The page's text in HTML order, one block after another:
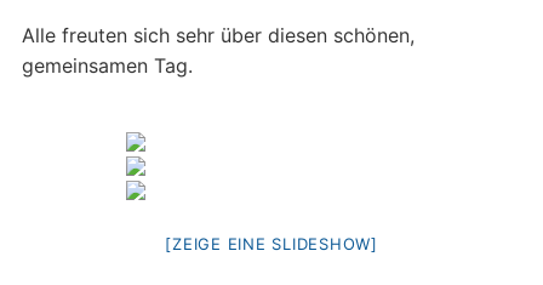
Alle freuten sich sehr über diesen schönen,
gemeinsamen Tag.
[ZEIGE EINE SLIDESHOW]